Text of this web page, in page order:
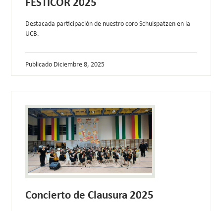
Destacada participación de nuestro coro Schulspatzen en la
UCB.
Publicado Diciembre 8, 2025
Concierto de Clausura 2025